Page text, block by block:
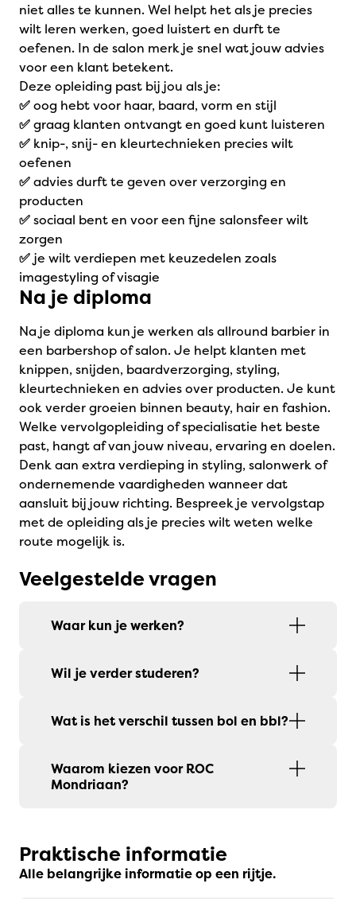
niet alles te kunnen. Wel helpt het als je precies
wilt leren werken, goed luistert en durft te
oefenen. In de salon merk je snel wat jouw advies
voor een klant betekent.
Deze opleiding past bij jou als je:
✅oog hebt voor haar, baard, vorm en stijl
✅graag klanten ontvangt en goed kunt luisteren
✅ knip-, snij- en kleurtechnieken precies wilt
oefenen
✅advies durft te geven over verzorging en
producten
✅sociaal bent en voor een fijne salonsfeer wilt
zorgen
✅ je wilt verdiepen met keuzedelen zoals
imagestyling of visagie
Na je diploma
Na je diploma kun je werken als allround barbier in
een barbershop of salon. Je helpt klanten met
knippen, snijden, baardverzorging, styling,
kleurtechnieken en advies over producten. Je kunt
ook verder groeien binnen beauty, hair en fashion.
Welke vervolgopleiding of specialisatie het beste
past, hangt af van jouw niveau, ervaring en doelen.
Denk aan extra verdieping in styling, salonwerk of
ondernemende vaardigheden wanneer dat
aansluit bij jouw richting. Bespreek je vervolgstap
met de opleiding als je precies wilt weten welke
route mogelijk is.
Veelgestelde vragen
Waar kun je werken?
Wil je verder studeren?
Wat is het verschil tussen bol en bbl?
Waarom kiezen voor ROC
Mondriaan?
Praktische informatie
Alle belangrijke informatie op een rijtje.